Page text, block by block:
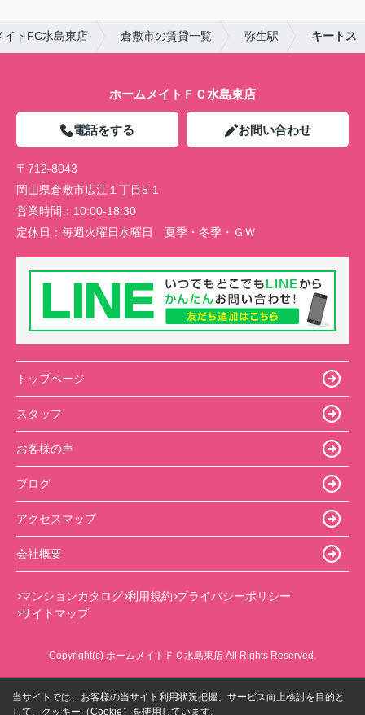
イトFC水島東店 倉敷市の賃貸一覧 弥生駅 キートス
ホームメイトＦＣ水島東店
電話をする お問い合わせ
〒712-8043
岡山県倉敷市広江１丁目5-1
営業時間： 10:00-18:30
定休日： 毎週火曜日水曜日 夏季・冬季・ＧＷ
トップページ
スタッフ
お客様の声
ブログ
アクセスマップ
会社概要
マンションカタログ 利用規約 プライバシーポリシー
サイトマップ
Copyright(c) ホームメイトＦＣ水島東店 All Rights Reserved.
当サイトでは、お客様の当サイト利用状況把握、サービス向上検討を目的と
して、クッキー（Cookie）を使用しています。